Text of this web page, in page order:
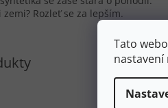
Tato
nastavení
Rozleť se za lepším.